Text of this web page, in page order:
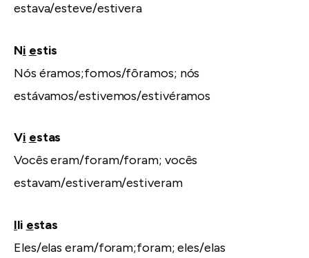
estava/esteve/estivera
Ni estis
Nós éramos;fomos/fôramos; nós
estávamos/estivemos/estivéramos
Vi estas
Vocês eram/foram/foram; vocês
estavam/estiveram/estiveram
Ili estas
Eles/elas eram/foram;foram; eles/elas